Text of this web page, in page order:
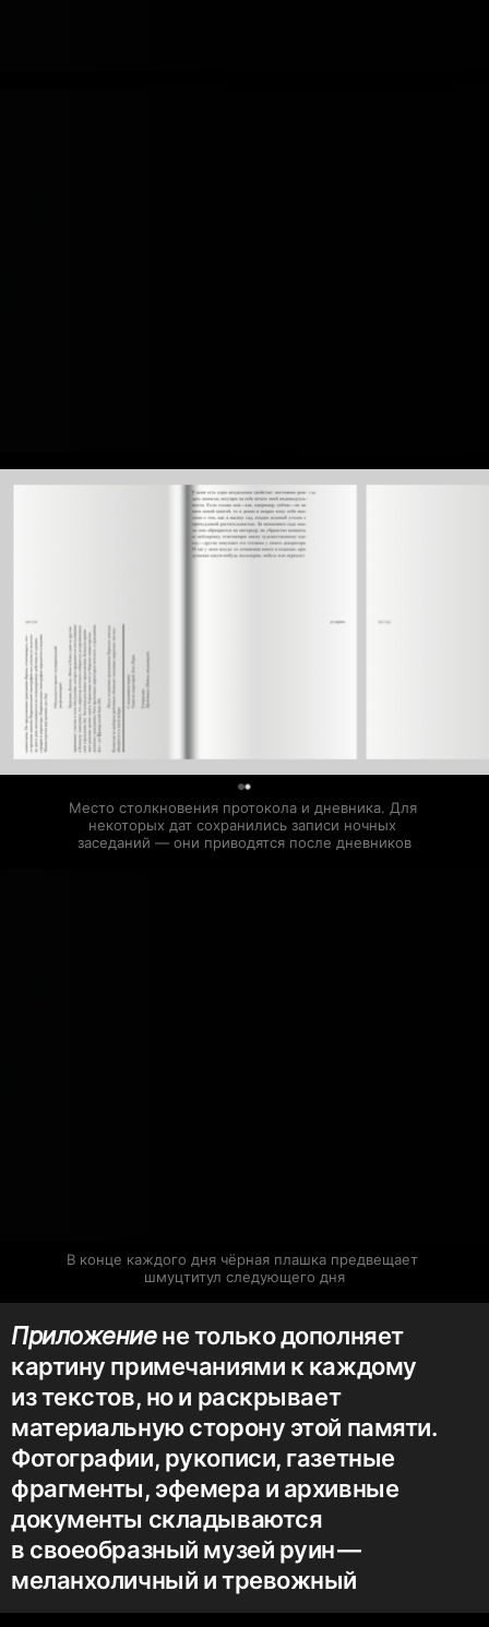
Место столкновения протокола и дневника. Для
некоторых дат сохранились записи ночных
заседаний — они приводятся после дневников
В конце каждого дня чёрная плашка предвещает
шмуцтитул следующего дня
Приложениене только дополняет
картину примечаниями к каждому
из текстов, ​но и раскрывает
материальную сторону этой памяти. ​
Фотографии, ​рукописи, ​газетные
фрагменты, ​эфемера и архивные
документы складываются
в своеобразный музей руин — ​
меланхоличный и тревожный